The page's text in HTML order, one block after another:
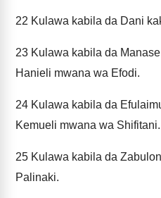
22 Kulawa kabila da Dani
23 Kulawa kabila da
Hanieli mwana wa Efodi.
24 Kulawa kabila da
Kemueli mwana wa Shifitani.
25 Kulawa kabila da
Palinaki.